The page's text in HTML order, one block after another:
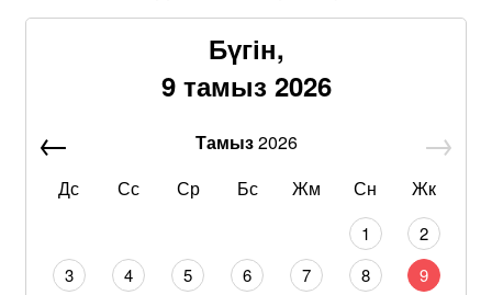
Бүгін,
9 тамыз 2026
Тамыз2026
Дс
Сс Ср Бс Жм Сн Жк
1
2
3
4 5 6 7 8
9